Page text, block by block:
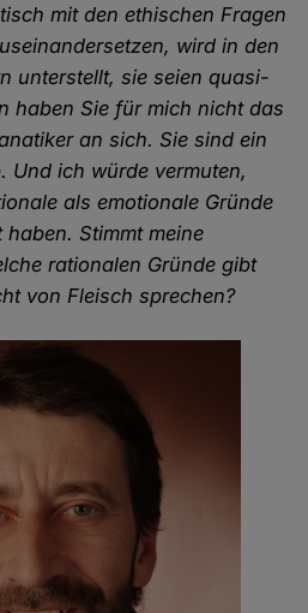
mit den ethischen Fragen
wird in den
unterstellt, sie seien quasi-
haben Sie für mich nicht das
an sich. Sie sind ein
Und ich würde vermuten,
als emotionale Gründe
Stimmt meine
rationalen Gründe gibt
von Fleisch sprechen?